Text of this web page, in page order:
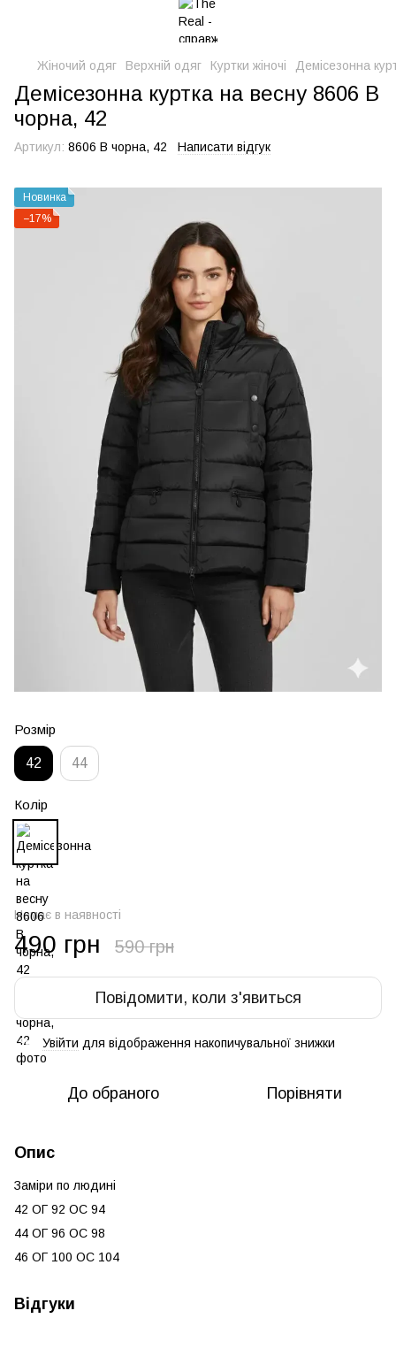
Жіночий одяг Верхній одяг Куртки жіночі Демісезонна
Демісезонна куртка на весну 8606 В
чорна, 42
Артикул: 8606 В чорна, 42 Написати відгук
Новинка
−17%
Розмір
42 44
Колір
Немає в наявності
490 грн 590 грн
Повідомити, коли з'явиться
% Увійти для відображення накопичувальної знижки
До обраного Порівняти
Опис
Заміри по людині
42 ОГ 92 ОС 94
44 ОГ 96 ОС 98
46 ОГ 100 ОС 104
Відгуки